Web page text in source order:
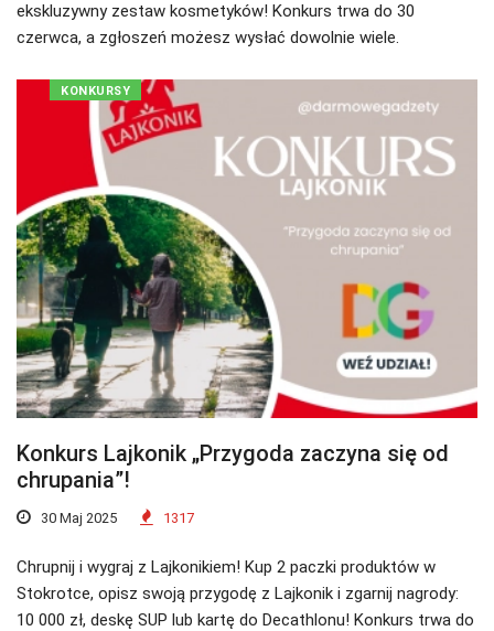
ekskluzywny zestaw kosmetyków! Konkurs trwa do 30
czerwca, a zgłoszeń możesz wysłać dowolnie wiele.
KONKURSY
Konkurs Lajkonik „Przygoda zaczyna się od
chrupania”!
30 Maj 2025 1317
Chrupnij i wygraj z Lajkonikiem! Kup 2 paczki produktów w
Stokrotce, opisz swoją przygodę z Lajkonik i zgarnij nagrody:
10 000 zł, deskę SUP lub kartę do Decathlonu! Konkurs trwa do